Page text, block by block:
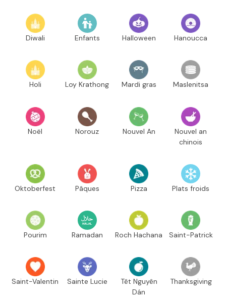
Diwali Enfants Halloween Hanoucca
Holi Loy Krathong Mardi gras Maslenitsa
Noël Norouz Nouvel An
Nouvel an
chinois
Oktoberfest Pâques Pizza Plats froids
Pourim Ramadan Roch Hachana Saint-Patrick
Saint-Valentin Sainte Lucie
Têt Nguyên
Dán
Thanksgiving